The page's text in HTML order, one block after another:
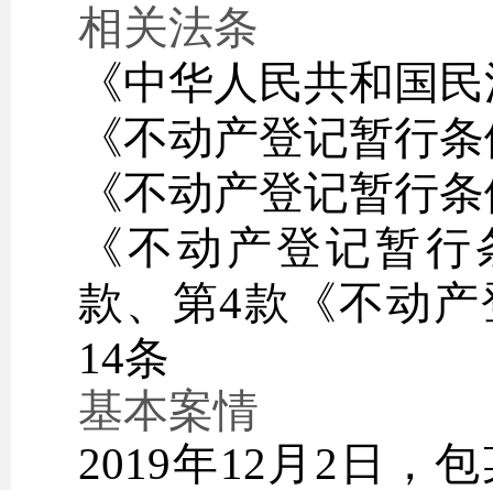
相关法条
《中华人民共和国
《不动产登记暂行
《不动产登记暂行
《不动产登记暂
款、第4款《不动
14条
基本案情
2019年12月2日，